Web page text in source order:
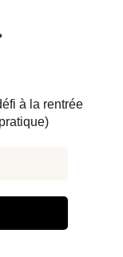
à la rentrée